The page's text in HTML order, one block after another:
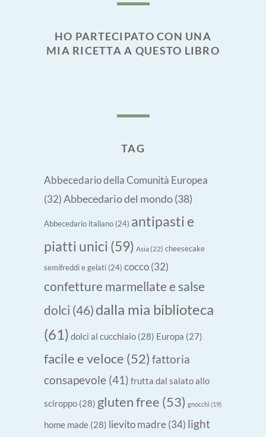
HO PARTECIPATO CON UNA
MIA RICETTA A QUESTO LIBRO
TAG
Abbecedario della Comunità Europea
(32) Abbecedario del mondo(38)
Abbecedario italiano (24) antipasti e
piatti unici (59) Asia(22) cheesecake
semifreddi e gelati (24) cocco (32)
confetture marmellate e salse
dolci (46) dalla mia biblioteca
(61) dolci al cucchiaio (28) Europa (27)
facile e veloce (52) fattoria
consapevole (41) frutta dal salato allo
sciroppo (28) gluten free (53) gnocchi (19)
home made (28) lievito madre(34) light